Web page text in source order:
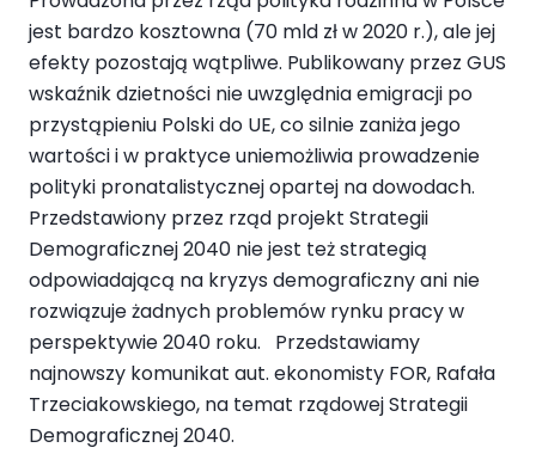
jest bardzo kosztowna (70 mld zł w 2020 r.), ale jej
efekty pozostają wątpliwe. Publikowany przez GUS
wskaźnik dzietności nie uwzględnia emigracji po
przystąpieniu Polski do UE, co silnie zaniża jego
wartości i w praktyce uniemożliwia prowadzenie
polityki pronatalistycznej opartej na dowodach.
Przedstawiony przez rząd projekt Strategii
Demograficznej 2040 nie jest też strategią
odpowiadającą na kryzys demograficzny ani nie
rozwiązuje żadnych problemów rynku pracy w
perspektywie 2040 roku. Przedstawiamy
najnowszy komunikat aut. ekonomisty FOR, Rafała
Trzeciakowskiego, na temat rządowej Strategii
Demograficznej 2040.